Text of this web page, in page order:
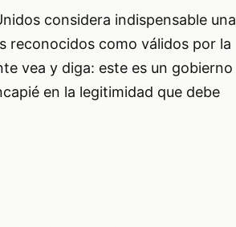
considera indispensable una
reconocidos como válidos por la
vea y diga: este es un gobierno
en la legitimidad que debe